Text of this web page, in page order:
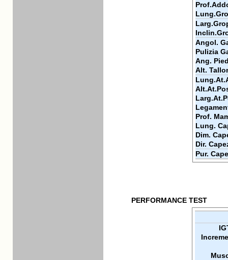
Angol.
Pulizia
Ang.
Alt.
Prof.
Lung.
Dim.
Dir.
Pur.
PERFORMANCE TEST